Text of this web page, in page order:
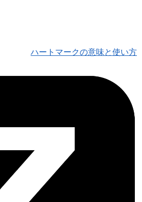
ハートマークの意味と使い方